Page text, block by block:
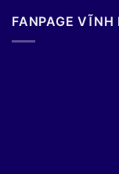
FANPAGE VĨNH